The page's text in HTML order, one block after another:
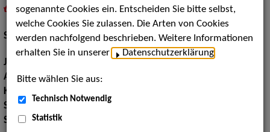
als PDF speichern
inMeine Merklistelegen
Schauspiel:Bühne, Film und TV
Jahrgang:
Augenfarbe:braun
Körpergröße:
Sport:
Aikido, Skilaufen, Yoga
Sprachen:Deutsch, Englisch
sogenannte Cookies ein. Entscheiden Sie bitte selbst,
welche Cookies Sie zulassen. Die Arten von Cookies
werden nachfolgend beschrieben. Weitere Informationen
erhalten Sie in unserer
Datenschutzerklärung
Bitte wählen Sie aus:
Technisch Notwendig
Statistik